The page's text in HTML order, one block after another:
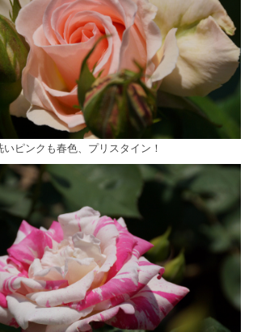
ピンクも春色、プリスタイン！